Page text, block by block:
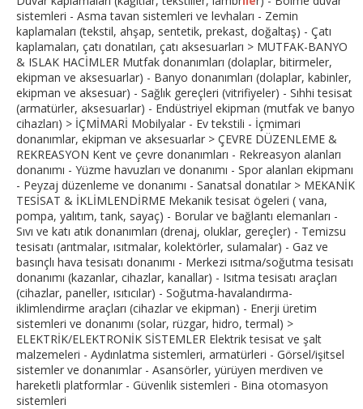
sistemleri - Asma tavan sistemleri ve levhaları - Zemin
kaplamaları (tekstil, ahşap, sentetik, prekast, doğaltaş) - Çatı
kaplamaları, çatı donatıları, çatı aksesuarları > MUTFAK-BANYO
& ISLAK HACİMLER Mutfak donanımları (dolaplar, bitirmeler,
ekipman ve aksesuarlar) - Banyo donanımları (dolaplar, kabinler,
ekipman ve aksesuar) - Sağlık gereçleri (vitrifiyeler) - Sıhhi tesisat
(armatürler, aksesuarlar) - Endüstriyel ekipman (mutfak ve banyo
cihazları) > İÇMİMARİ Mobilyalar - Ev tekstili - İçmimari
donanımlar, ekipman ve aksesuarlar > ÇEVRE DÜZENLEME &
REKREASYON Kent ve çevre donanımları - Rekreasyon alanları
donanımı - Yüzme havuzları ve donanımı - Spor alanları ekipmanı
- Peyzaj düzenleme ve donanımı - Sanatsal donatılar > MEKANİK
TESİSAT & İKLİMLENDİRME Mekanik tesisat ögeleri ( vana,
pompa, yalıtım, tank, sayaç) - Borular ve bağlantı elemanları -
Sıvı ve katı atık donanımları (drenaj, oluklar, gereçler) - Temizsu
tesisatı (arıtmalar, ısıtmalar, kolektörler, sulamalar) - Gaz ve
basınçlı hava tesisatı donanımı - Merkezi ısıtma/soğutma tesisatı
donanımı (kazanlar, cihazlar, kanallar) - Isıtma tesisatı araçları
(cihazlar, paneller, ısıtıcılar) - Soğutma-havalandırma-
iklimlendirme araçları (cihazlar ve ekipman) - Enerji üretim
sistemleri ve donanımı (solar, rüzgar, hidro, termal) >
ELEKTRİK/ELEKTRONİK SİSTEMLER Elektrik tesisat ve şalt
malzemeleri - Aydınlatma sistemleri, armatürleri - Görsel/işitsel
sistemler ve donanımlar - Asansörler, yürüyen merdiven ve
hareketli platformlar - Güvenlik sistemleri - Bina otomasyon
sistemleri